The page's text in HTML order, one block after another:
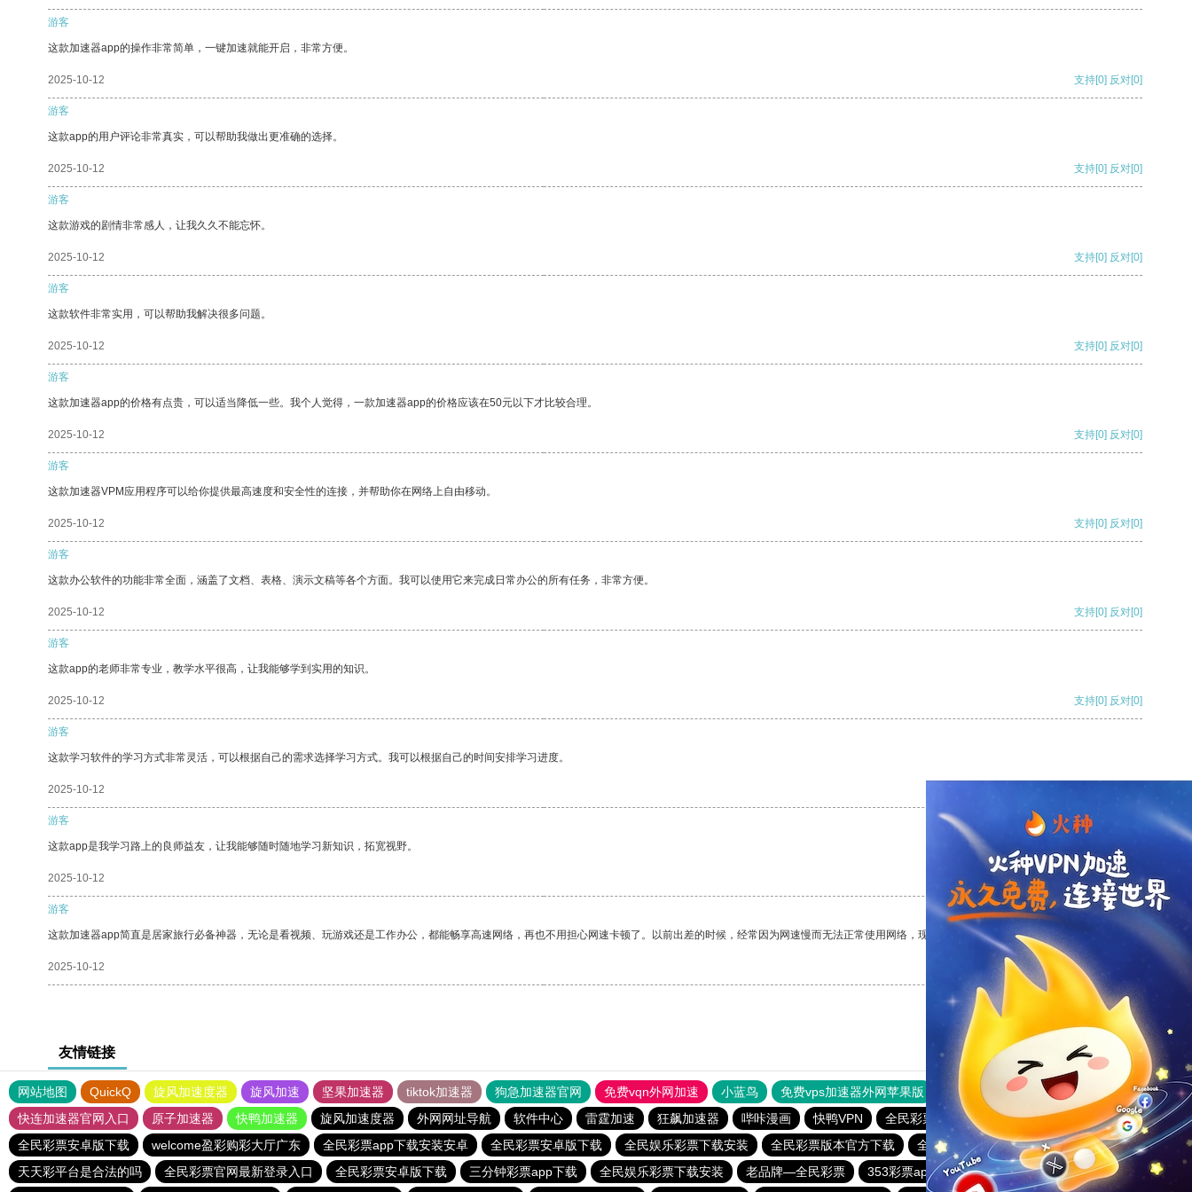
游客
这款加速器app的操作非常简单，一键加速就能开启，非常方便。
2025-10-12 支持[0] 反对[0]
游客
这款app的用户评论非常真实，可以帮助我做出更准确的选择。
2025-10-12 支持[0] 反对[0]
游客
这款游戏的剧情非常感人，让我久久不能忘怀。
2025-10-12 支持[0] 反对[0]
游客
这款软件非常实用，可以帮助我解决很多问题。
2025-10-12 支持[0] 反对[0]
游客
这款加速器app的价格有点贵，可以适当降低一些。我个人觉得，一款加速器app的价格应该在50元以下才比较合理。
2025-10-12 支持[0] 反对[0]
游客
这款加速器VPM应用程序可以给你提供最高速度和安全性的连接，并帮助你在网络上自由移动。
2025-10-12 支持[0] 反对[0]
游客
这款办公软件的功能非常全面，涵盖了文档、表格、演示文稿等各个方面。我可以使用它来完成日常办公的所有任务，非常方便。
2025-10-12 支持[0] 反对[0]
游客
这款app的老师非常专业，教学水平很高，让我能够学到实用的知识。
2025-10-12 支持[0] 反对[0]
游客
这款学习软件的学习方式非常灵活，可以根据自己的需求选择学习方式。我可以根据自己的时间安排学习进度。
2025-10-12
游客
这款app是我学习路上的良师益友，让我能够随时随地学习新知识，拓宽视野。
2025-10-12 支持 [0] 反对 [0]
游客
这款加速器app简直是居家旅行必备神器，无论是看视频、玩游戏还是工作办公，都能畅享高速网络，再也不用担心网速卡顿了。以前出差的时候，经常因为网速慢而无法正常使用网络，现在有了这个app，我再也不用担心了。
2025-10-12 支持
友情链接
网站地图 QuickQ 旋风加速度器 旋风加速 坚果加速器 tiktok加速器 狗急加速器官网 免费vqn外网加速 小蓝鸟 免费vps加速器外网苹果版 旋风加速度器
快连加速器
快连加速器官网入口
原子加速器 快鸭加速器 旋风加速度器 外网网址导航 软件中心 雷霆加速 狂飙加速器 哔咔漫画 快鸭VPN 全民彩票下载大全官网
6f彩票welcome
全民彩票安卓版下载
welcome盈彩购彩大厅广东 全民彩票app下载安装安卓 全民彩票安卓版下载 全民娱乐彩票下载安装 全民彩票版本官方下载 全民彩票所有平台
6号平台彩票下载?
天天彩平台是合法的吗
全民彩票官网最新登录入口 全民彩票安卓版下载 三分钟彩票app下载 全民娱乐彩票下载安装 老品牌—全民彩票 353彩票app官方免费下载
明发彩票平台怎么样